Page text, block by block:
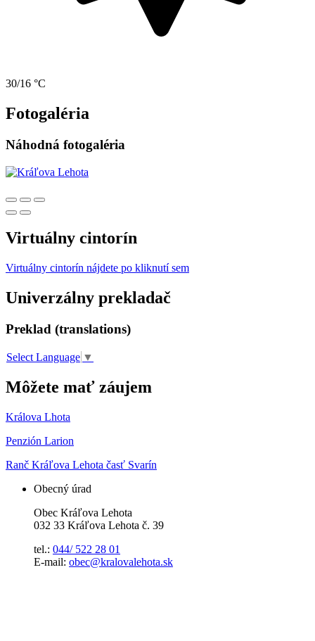
30/16 °C
Fotogaléria
Náhodná fotogaléria
Virtuálny cintorín
Virtuálny cintorín nájdete po kliknutí sem
Univerzálny prekladač
Preklad (translations)
Select Language ▼
Môžete mať záujem
Králova Lhota
Penzión Larion
Ranč Kráľova Lehota časť Svarín
Obecný úrad
Obec Kráľova Lehota
032 33 Kráľova Lehota č. 39
tel.: 044/ 522 28 01
E-mail: obec@kralovalehota.sk